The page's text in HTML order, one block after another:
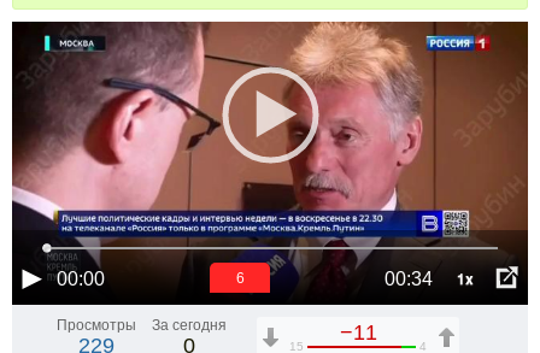
00:00 00:34 1x
5
Просмотры
229
За сегодня
0
−11
15 4